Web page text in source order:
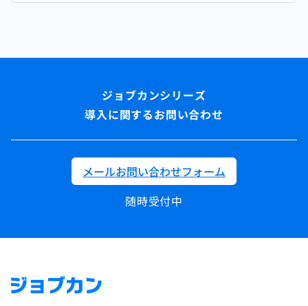
導入に関するお問い合わせ
メールお問い合わせフォーム
随時受付中